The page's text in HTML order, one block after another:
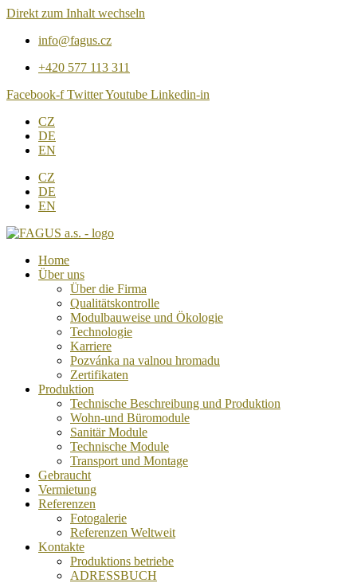
Direkt zum Inhalt wechseln
info@fagus.cz
+420 577 113 311
Facebook-f TwitterYoutube Linkedin-in
CZ
DE
EN
CZ
DE
EN
Home
Über uns
Über die Firma
Qualitätskontrolle
Modulbauweise und Ökologie
Technologie
Karriere
Pozvánka na valnou hromadu
Zertifikaten
Produktion
Technische Beschreibung und Produktion
Wohn-und Büromodule
Sanitär Module
Technische Module
Transport und Montage
Gebraucht
Vermietung
Referenzen
Fotogalerie
Referenzen Weltweit
Kontakte
Produktions betriebe
ADRESSBUCH